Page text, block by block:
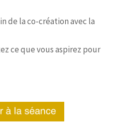
de la co-création avec la
ce que vous aspirez pour